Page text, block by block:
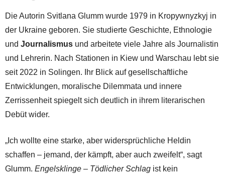
Die Autorin Svitlana Glumm wurde 1979 in Kropywnyzkyj in
der Ukraine geboren. Sie studierte Geschichte, Ethnologie
und Journalismus und arbeitete viele Jahre als Journalistin
und Lehrerin. Nach Stationen in Kiew und Warschau lebt sie
seit 2022 in Solingen. Ihr Blick auf gesellschaftliche
Entwicklungen, moralische Dilemmata und innere
Zerrissenheit spiegelt sich deutlich in ihrem literarischen
Debüt wider.
„Ich wollte eine starke, aber widersprüchliche Heldin
schaffen – jemand, der kämpft, aber auch zweifelt“, sagt
Glumm. Engelsklinge – Tödlicher Schlag ist kein